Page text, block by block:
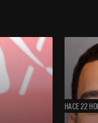
HACE 22